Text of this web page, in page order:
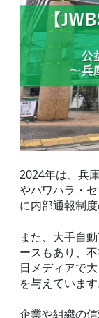
2024年は、兵
やパワハラ・
に内部通報制
また、大手自
ースもあり、
日メディアで
を与えています
企業や組織の